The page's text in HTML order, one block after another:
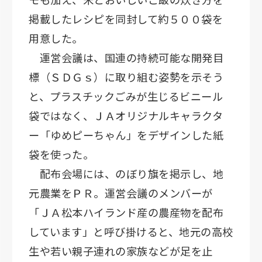
掲載したレシピを同封して約５００袋を
用意した。
運営会議は、国連の持続可能な開発目
標（ＳＤＧｓ）に取り組む姿勢を示そう
と、プラスチックごみが生じるビニール
袋ではなく、ＪＡオリジナルキャラクタ
ー「ゆめピーちゃん」をデザインした紙
袋を使った。
配布会場には、のぼり旗を掲示し、地
元農業をＰＲ。運営会議のメンバーが
「ＪＡ松本ハイランド産の農産物を配布
しています」と呼び掛けると、地元の高校
生や若い親子連れの家族などが足を止